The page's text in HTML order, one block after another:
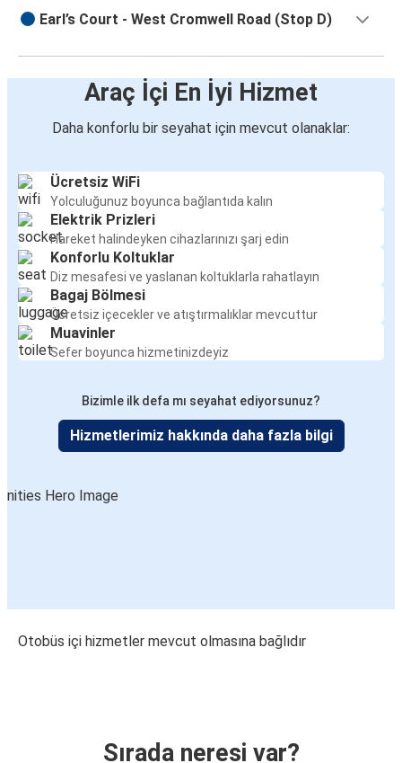
Earl’s Court - West Cromwell Road (Stop D)
Araç İçi En İyi Hizmet
Daha konforlu bir seyahat için mevcut olanaklar:
Ücretsiz WiFi
Yolculuğunuz boyunca bağlantıda kalın
Elektrik Prizleri
Hareket halindeyken cihazlarınızı şarj edin
Konforlu Koltuklar
Diz mesafesi ve yaslanan koltuklarla rahatlayın
Bagaj Bölmesi
Ücretsiz içecekler ve atıştırmalıklar mevcuttur
Muavinler
Sefer boyunca hizmetinizdeyiz
Bizimle ilk defa mı seyahat ediyorsunuz?
Hizmetlerimiz hakkında daha fazla bilgi
Otobüs içi hizmetler mevcut olmasına bağlıdır
Sırada neresi var?